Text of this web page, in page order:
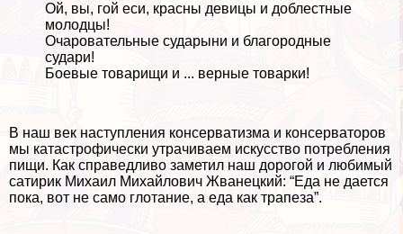
Ой, вы, гой еси, красны дeвицы и доблестные
молодцы!
Очаровательные сударыни и благородные
судари!
Боевые товарищи и ... верные товарки!
В наш век наступления консерватизма и консерваторов
мы катастрофически утрачиваем искусство потрeбления
пищи. Как справедливо заметил наш дорогой и любимый
сатирик Михаил Михайлович Жванецкий: “Еда не дается
пока, вот не само глотание, а еда как трапеза”.